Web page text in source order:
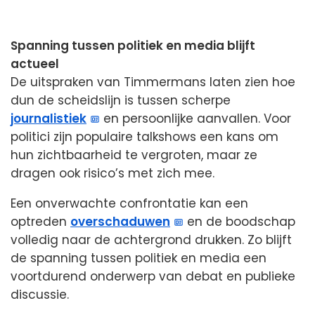
Spanning tussen politiek en media blijft
actueel
De uitspraken van Timmermans laten zien hoe
dun de scheidslijn is tussen scherpe
journalistiek
en persoonlijke aanvallen. Voor
politici zijn populaire talkshows een kans om
hun zichtbaarheid te vergroten, maar ze
dragen ook risico’s met zich mee.
Een onverwachte confrontatie kan een
optreden overschaduwen
en de boodschap
volledig naar de achtergrond drukken. Zo blijft
de spanning tussen politiek en media een
voortdurend onderwerp van debat en publieke
discussie.